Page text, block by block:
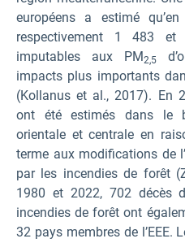
européens a estimé
respectivement 1 483
imputables aux PM2,5
impacts plus importants
(Kollanus et al., 2017). En
ont été estimés dans le
orientale et centrale en
terme aux modifications de
par les incendies de forêt
1980 et 2022, 702 décès
incendies de forêt ont
32 pays membres de l’EEE.